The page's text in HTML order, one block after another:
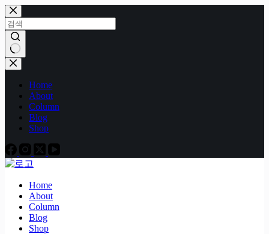
본
문
으
로
건
너
결
Home
About
Column
Blog
Shop
Home
About
Column
Blog
Shop